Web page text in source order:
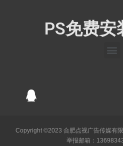
PS免费安
Copyright ©2023 合肥点视广告传媒有
举报邮箱：